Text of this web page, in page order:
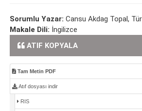
Sorumlu Yazar: Cansu Akdag Topal,
Makale Dili: İngilizce
ATIF KOPYALA
Tam Metin PDF
Atıf dosyası indir
RIS